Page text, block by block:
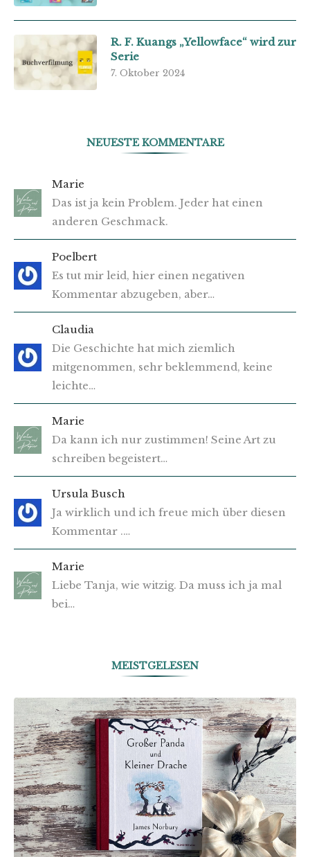
R. F. Kuangs „Yellowface“ wird zur
Serie
7. Oktober 2024
NEUESTE KOMMENTARE
Marie
Das ist ja kein Problem. Jeder hat einen
anderen Geschmack.
Poelbert
Es tut mir leid, hier einen negativen
Kommentar abzugeben, aber…
Claudia
Die Geschichte hat mich ziemlich
mitgenommen, sehr beklemmend, keine
leichte…
Marie
Da kann ich nur zustimmen! Seine Art zu
schreiben begeistert…
Ursula Busch
Ja wirklich und ich freue mich über diesen
Kommentar .…
Marie
Liebe Tanja, wie witzig. Da muss ich ja mal
bei…
MEISTGELESEN